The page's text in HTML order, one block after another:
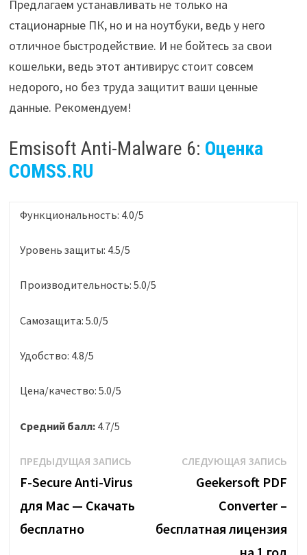
Предлагаем устанавливать не только на
стационарные ПК, но и на ноутбуки, ведь у него
отличное быстродействие. И не бойтесь за свои
кошельки, ведь этот антивирус стоит совсем
недорого, но без труда защитит ваши ценные
данные. Рекомендуем!
Emsisoft Anti-Malware 6: Оценка
COMSS.RU
Функциональность: 4.0/5
Уровень защиты: 4.5/5
Производительность: 5.0/5
Самозащита: 5.0/5
Удобство: 4.8/5
Цена/качество: 5.0/5
Средний балл:4.7/5
Навигация
по
записям
ПРЕДЫДУЩАЯ ЗАПИСЬПредыдущая
запись:
F-Secure Anti-Virus
для Mac — Скачать
бесплатно
СЛЕДУЮЩАЯ ЗАПИСЬ
Geekersoft PDF
Converter –
бесплатная лицензия